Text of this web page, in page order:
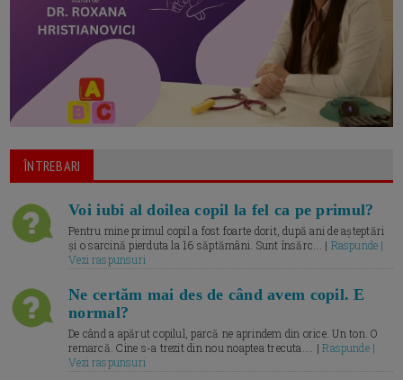
ÎNTREBARI
Voi iubi al doilea copil la fel ca pe primul?
Pentru mine primul copil a fost foarte dorit, după ani de așteptări
și o sarcină pierduta la 16 săptămâni. Sunt însărc... | Raspunde |
Vezi raspunsuri
Ne certăm mai des de când avem copil. E
normal?
De când a apărut copilul, parcă ne aprindem din orice. Un ton. O
remarcă. Cine s-a trezit din nou noaptea trecuta.... |Raspunde |
Vezi raspunsuri